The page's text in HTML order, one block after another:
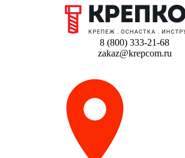
8 (800) 333-21-68
zakaz@krepcom.ru